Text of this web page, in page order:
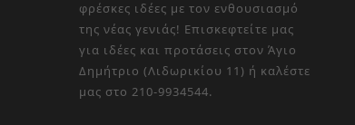
φρέσκες ιδέες με τον ενθουσιασμό
της νέας γενιάς! Επισκεφτείτε μας
για ιδέες και προτάσεις στον Άγιο
Δημήτριο (Λιδωρικίου 11) ή καλέστε
μας στο 210-9934544.